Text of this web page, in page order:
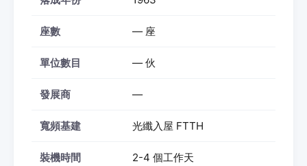
座數 — 座
單位數目 — 伙
發展商 —
寬頻基建 光纖入屋 FTTH
裝機時間 2-4 個工作天